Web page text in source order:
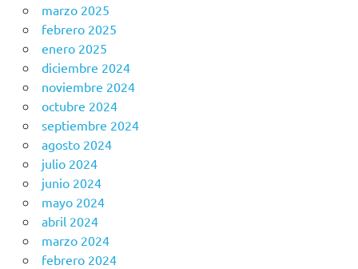
marzo 2025
febrero 2025
enero 2025
diciembre 2024
noviembre 2024
octubre 2024
septiembre 2024
agosto 2024
julio 2024
junio 2024
mayo 2024
abril 2024
marzo 2024
febrero 2024